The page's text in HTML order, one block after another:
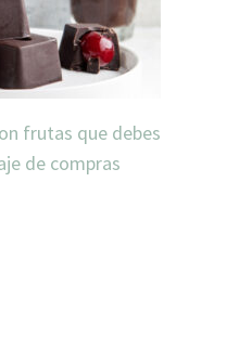
frutas que debes
de compras